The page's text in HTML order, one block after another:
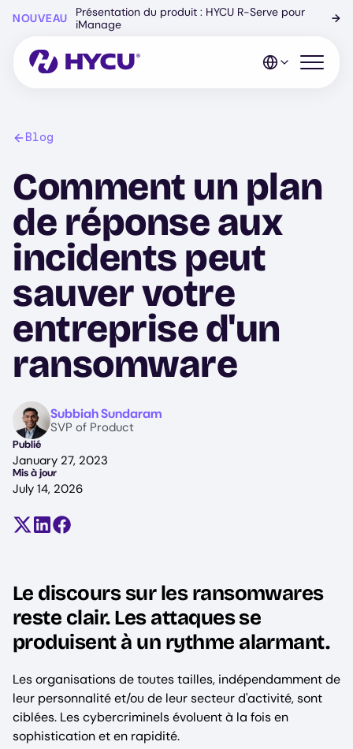
content
NOUVEAU
Présentation du produit : HYCU R-Serve pour
iManage
→
Open
Blog
Comment un plan
de réponse aux
incidents peut
sauver votre
entreprise d'un
ransomware
ImageSubbiah Sundaram
SVP of Product
Publié
January 27, 2023
Mis à jour
July 14, 2026
Partager sur X (anciennement Twitter)
Partager sur LinkedIn
Partager sur Facebook
Le discours sur les ransomwares
reste clair. Les attaques se
produisent à un rythme alarmant.
Les organisations de toutes tailles, indépendamment de
leur personnalité et/ou de leur secteur d'activité, sont
ciblées. Les cybercriminels évoluent à la fois en
sophistication et en rapidité.